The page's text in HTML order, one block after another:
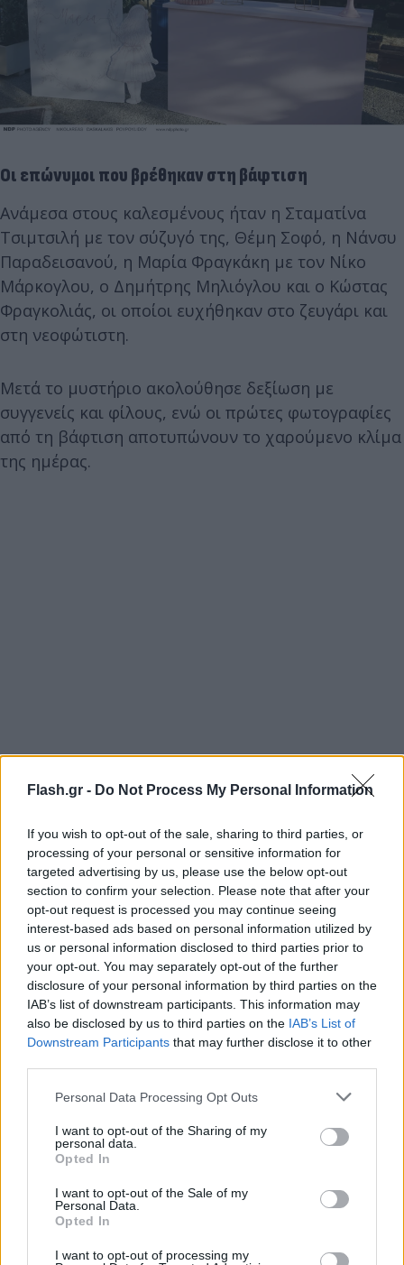
Flash.gr - Do Not Process My Personal Information
If you wish to opt-out of the sale, sharing to third parties, or
processing of your personal or sensitive information for
targeted advertising by us, please use the below opt-out
section to confirm your selection. Please note that after your
opt-out request is processed you may continue seeing
interest-based ads based on personal information utilized by
us or personal information disclosed to third parties prior to
your opt-out. You may separately opt-out of the further
disclosure of your personal information by third parties on the
IAB’s list of downstream participants. This information may
also be disclosed by us to third parties on the IAB’s List of
Downstream Participants that may further disclose it to other
Please note that this website/app uses one or more Google
not limited to your visit or usage behaviour. You may click to
grant or deny consent to Google and its third-party tags to
use your data for below specified purposes in below Google
consent section.
Personal Data Processing Opt Outs
I want to opt-out of the Sharing of my
personal data.
Opted In
I want to opt-out of the Sale of my
Personal Data.
Opted In
I want to opt-out of processing my
Οι επώνυμοι που βρέθηκαν στη βάφτιση
Ανάμεσα στους καλεσμένους ήταν η Σταματίνα
Τσιμτσιλή με τον σύζυγό της, Θέμη Σοφό, η Νάνσυ
Παραδεισανού, η Μαρία Φραγκάκη με τον Νίκο
Μάρκογλου, ο Δημήτρης Μηλιόγλου και ο Κώστας
Φραγκολιάς, οι οποίοι ευχήθηκαν στο ζευγάρι και
στη νεοφώτιστη.
Μετά το μυστήριο ακολούθησε δεξίωση με
συγγενείς και φίλους, ενώ οι πρώτες φωτογραφίες
από τη βάφτιση αποτυπώνουν το χαρούμενο κλίμα
της ημέρας.